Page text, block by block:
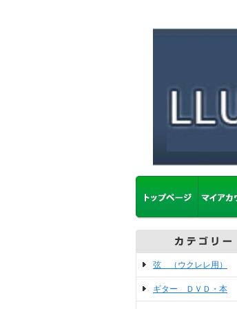
弦 （ウクレレ用）
ギター ＤＶＤ・本